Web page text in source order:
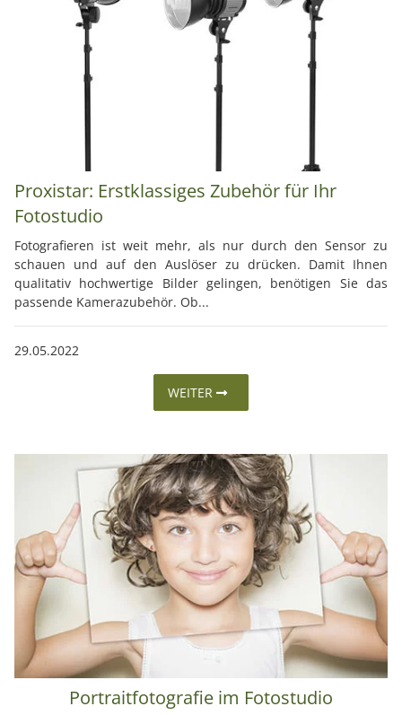
Proxistar: Erstklassiges Zubehör für Ihr
Fotostudio
Fotografieren ist weit mehr, als nur durch den Sensor zu
schauen und auf den Auslöser zu drücken. Damit Ihnen
qualitativ hochwertige Bilder gelingen, benötigen Sie das
passende Kamerazubehör. Ob...
29.05.2022
WEITER
Portraitfotografie im Fotostudio